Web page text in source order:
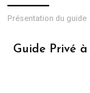
Présentation du guide
Guide Privé